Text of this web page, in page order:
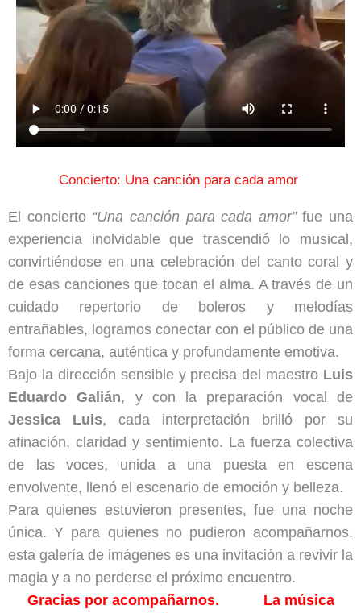
Concierto: Una canción para cada amor
El concierto “Una canción para cada amor”fue una
experiencia inolvidable que trascendió lo musical,
convirtiéndose en una celebración del canto coral y
de esas canciones que tocan el alma. A través de un
cuidado repertorio de boleros y melodías
entrañables, logramos conectar con el público de una
forma cercana, auténtica y profundamente emotiva.
Bajo la dirección sensible y precisa del maestro Luis
Eduardo Galián, y con la preparación vocal de
Jessica Luis, cada interpretación brilló por su
afinación, claridad y sentimiento. La fuerza colectiva
de las voces, unida a una puesta en escena
envolvente, llenó el escenario de emoción y belleza.
Para quienes estuvieron presentes, fue una noche
única. Y para quienes no pudieron acompañarnos,
esta galería de imágenes es una invitación a revivir la
magia y a no perderse el próximo encuentro.
Gracias por acompañarnos. La música